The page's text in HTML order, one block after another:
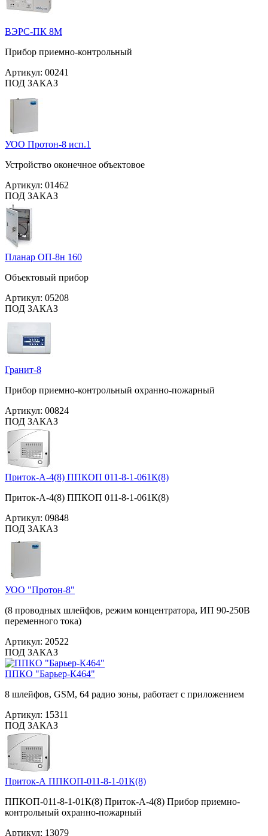
ВЭРС-ПК 8М
Прибор приемно-контрольный
Артикул: 00241
ПОД ЗАКАЗ
УОО Протон-8 исп.1
Устройство оконечное объектовое
Артикул: 01462
ПОД ЗАКАЗ
Планар ОП-8н 160
Объектовый прибор
Артикул: 05208
ПОД ЗАКАЗ
Гранит-8
Прибор приемно-контрольный охранно-пожарный
Артикул: 00824
ПОД ЗАКАЗ
Приток-А-4(8) ППКОП 011-8-1-061К(8)
Приток-А-4(8) ППКОП 011-8-1-061К(8)
Артикул: 09848
ПОД ЗАКАЗ
УОО "Протон-8"
(8 проводных шлейфов, режим концентратора, ИП 90-250В
переменного тока)
Артикул: 20522
ПОД ЗАКАЗ
ППКО "Барьер-К464"
8 шлейфов, GSM, 64 радио зоны, работает с приложением
Артикул: 15311
ПОД ЗАКАЗ
Приток-А ППКОП-011-8-1-01К(8)
ППКОП-011-8-1-01К(8) Приток-А-4(8) Прибор приемно-
контрольный охранно-пожарный
Артикул: 13079